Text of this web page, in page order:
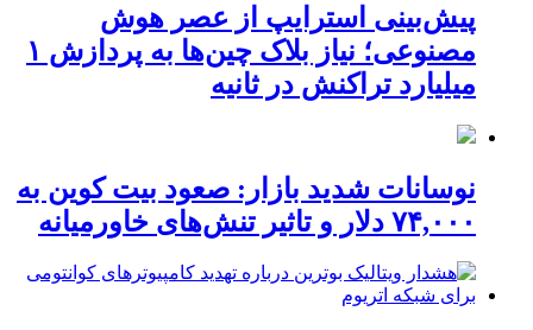
پیش‌بینی استرایپ از عصر هوش
مصنوعی؛ نیاز بلاک چین‌ها به پردازش ۱
میلیارد تراکنش در ثانیه
نوسانات شدید بازار: صعود بیت کوین به
۷۴,۰۰۰ دلار و تاثیر تنش‌های خاورمیانه